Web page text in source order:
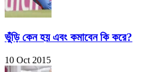
ভুঁড়ি কেন হয় এবং কমাবেন কি করে?
10 Oct 2015